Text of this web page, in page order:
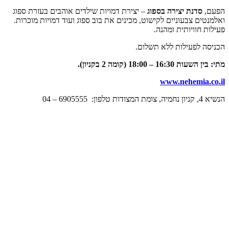
הפעם, סדנת יצירה בספוג – יצירת דמויות שילדים אוהבים בעזרת ספוג
ואלמנטים צבעוניים לקישוט, מכינים את בוב ספוג ועוד דמויות מוכרות.
פעילות חוויותית ומהנה.
הכניסה לפעילות ללא תשלום.
מתי: בין השעות 16:30 – 18:00 (קומה 2 בקניון).
www.nehemia.co.il
הנשיא 4, קניון נחמיה, צומת המצודות טלפון: 6905555 – 04